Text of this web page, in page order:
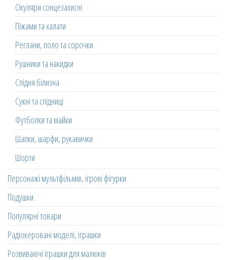
Окуляри сонцезахисні
Піжами та халати
Реглани, поло та сорочки
Рушники та накидки
Спідня білизна
Сукні та спідниці
Футболки та майки
Шапки, шарфи, рукавички
Шорти
Персонажі мультфільмів, ігрові фігурки
Подушки
Популярні товари
Радіокеровані моделі, іграшки
Розвиваючі іграшки для малюків